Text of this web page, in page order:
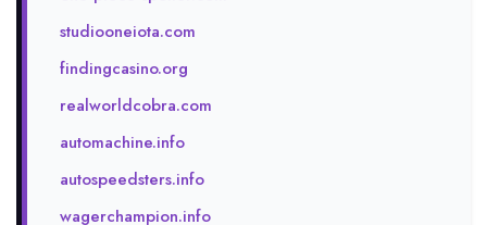
studiooneiota.com
findingcasino.org
realworldcobra.com
automachine.info
autospeedsters.info
wagerchampion.info